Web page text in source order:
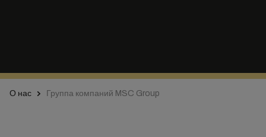
О нас Группа компаний MSC Group